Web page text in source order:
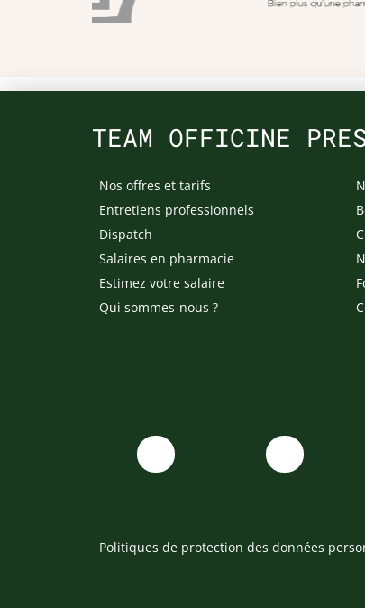
TEAM OFFICINE
Nos offres et tarifs
Entretiens professionnels
Dispatch
Salaires en pharmacie
Estimez votre salaire
Qui sommes-nous ?
Politiques de protection des données